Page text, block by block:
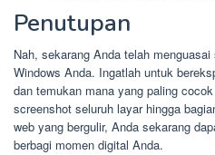
Penutupan
Nah, sekarang Anda telah
Windows Anda. Ingatlah untuk
dan temukan mana yang paling
screenshot seluruh layar hingga
web yang bergulir, Anda sekarang
berbagi momen digital Anda.